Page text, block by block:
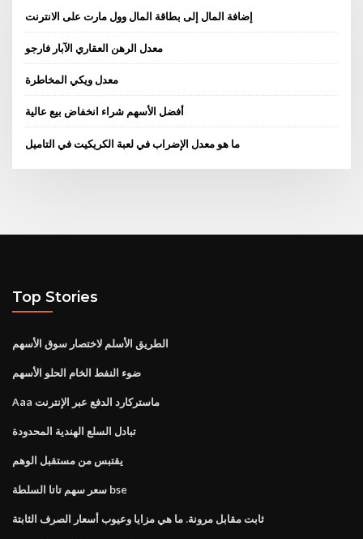
إضافة المال إلى بطاقة المال وول مارت على الانترنت
معدل الرهن العقاري الآبار فارجو
معدل ويكي المخاطرة
أفضل الأسهم شراء انخفاض بيع عالية
ما هو معدل الإضراب في لعبة الكريكيت في التاميل
Top Stories
الطريق الأسلم لاختصار سوق الأسهم
ضوء النفط الخام الحلو الأسهم
Aaa ماستركارد الدفع عبر الإنترنت
تبادل السلع الهندية المحدودة
يقتبس من مستقبل الوهم
سعر سهم تاتا السلطة bse
ثابت مقابل مرونة. ما هي مزايا وعيوب أسعار الصرف الثابتة